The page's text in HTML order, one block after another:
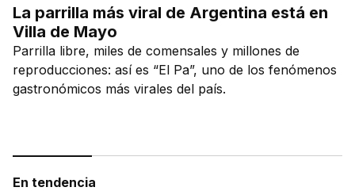
La parrilla más viral de Argentina está en
Villa de Mayo
Parrilla libre, miles de comensales y millones de
reproducciones: así es “El Pa”, uno de los fenómenos
gastronómicos más virales del país.
En tendencia